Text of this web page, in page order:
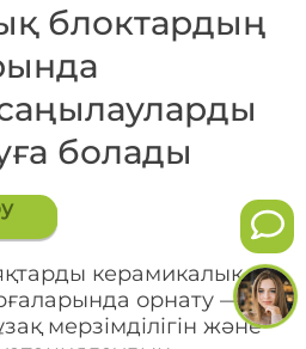
блоктардың
болады
керамикалық
орнату —
мерзімділігін және